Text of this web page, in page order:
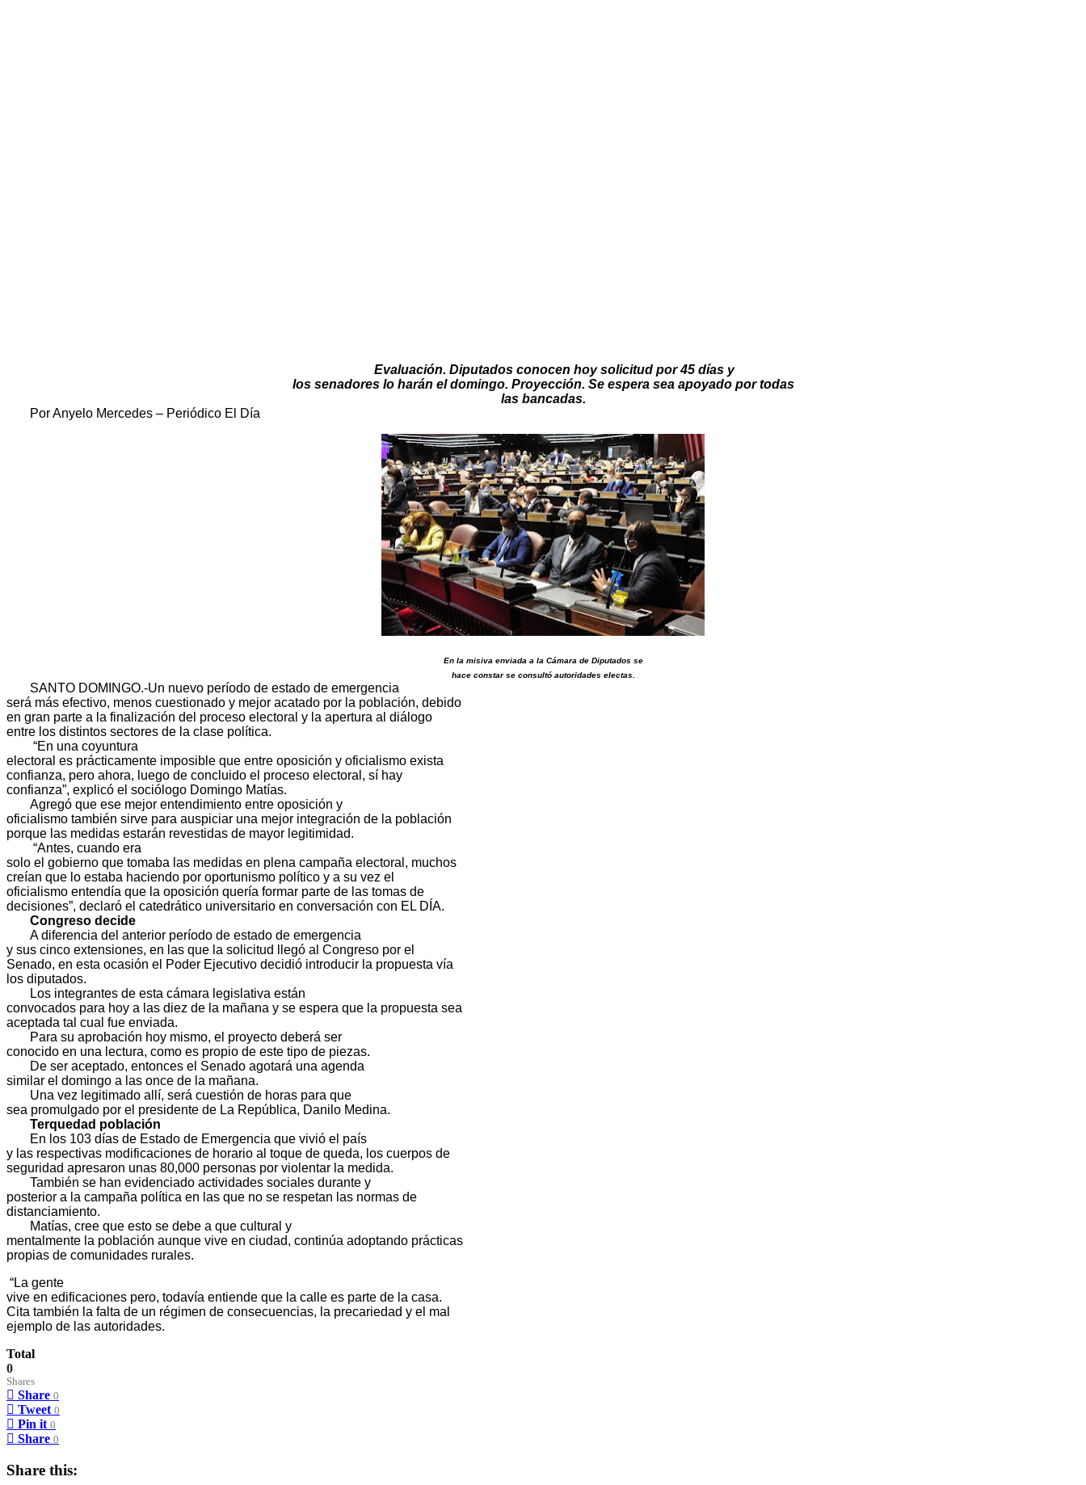
Evaluación. Diputados conocen hoy solicitud por 45 días y
los senadores lo harán el domingo. Proyección. Se espera sea apoyado por todas
las bancadas.
Por Anyelo Mercedes – Periódico El Día
En la misiva enviada a la Cámara de Diputados se
hace constar se consultó autoridades electas.
SANTO DOMINGO.-Un nuevo período de estado de emergencia
será más efectivo, menos cuestionado y mejor acatado por la población, debido
en gran parte a la finalización del proceso electoral y la apertura al diálogo
entre los distintos sectores de la clase política.
“En una coyuntura
electoral es prácticamente imposible que entre oposición y oficialismo exista
confianza, pero ahora, luego de concluido el proceso electoral, sí hay
confianza”, explicó el sociólogo Domingo Matías.
Agregó que ese mejor entendimiento entre oposición y
oficialismo también sirve para auspiciar una mejor integración de la población
porque las medidas estarán revestidas de mayor legitimidad.
“Antes, cuando era
solo el gobierno que tomaba las medidas en plena campaña electoral, muchos
creían que lo estaba haciendo por oportunismo político y a su vez el
oficialismo entendía que la oposición quería formar parte de las tomas de
decisiones”, declaró el catedrático universitario en conversación con EL DÍA.
Congreso decide
A diferencia del anterior período de estado de emergencia
y sus cinco extensiones, en las que la solicitud llegó al Congreso por el
Senado, en esta ocasión el Poder Ejecutivo decidió introducir la propuesta vía
los diputados.
Los integrantes de esta cámara legislativa están
convocados para hoy a las diez de la mañana y se espera que la propuesta sea
aceptada tal cual fue enviada.
Para su aprobación hoy mismo, el proyecto deberá ser
conocido en una lectura, como es propio de este tipo de piezas.
De ser aceptado, entonces el Senado agotará una agenda
similar el domingo a las once de la mañana.
Una vez legitimado allí, será cuestión de horas para que
sea promulgado por el presidente de La República, Danilo Medina.
Terquedad población
En los 103 días de Estado de Emergencia que vivió el país
y las respectivas modificaciones de horario al toque de queda, los cuerpos de
seguridad apresaron unas 80,000 personas por violentar la medida.
También se han evidenciado actividades sociales durante y
posterior a la campaña política en las que no se respetan las normas de
distanciamiento.
Matías, cree que esto se debe a que cultural y
mentalmente la población aunque vive en ciudad, continúa adoptando prácticas
propias de comunidades rurales.
“La gente
vive en edificaciones pero, todavía entiende que la calle es parte de la casa.
Cita también la falta de un régimen de consecuencias, la precariedad y el mal
ejemplo de las autoridades.
Total
0
Shares
Share 0
Tweet 0
Pin it 0
Share 0
Share this: